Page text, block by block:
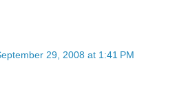
29, 2008 at 1:41 PM